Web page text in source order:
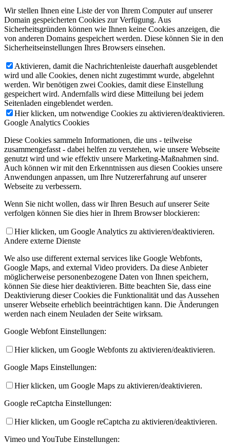
Wir stellen Ihnen eine Liste der von Ihrem Computer auf unserer
Domain gespeicherten Cookies zur Verfügung. Aus
Sicherheitsgründen können wie Ihnen keine Cookies anzeigen, die
von anderen Domains gespeichert werden. Diese können Sie in den
Sicherheitseinstellungen Ihres Browsers einsehen.
Aktivieren, damit die Nachrichtenleiste dauerhaft ausgeblendet
wird und alle Cookies, denen nicht zugestimmt wurde, abgelehnt
werden. Wir benötigen zwei Cookies, damit diese Einstellung
gespeichert wird. Andernfalls wird diese Mitteilung bei jedem
Seitenladen eingeblendet werden.
Hier klicken, um notwendige Cookies zu aktivieren/deaktivieren.
Google Analytics Cookies
Diese Cookies sammeln Informationen, die uns - teilweise
zusammengefasst - dabei helfen zu verstehen, wie unsere Webseite
genutzt wird und wie effektiv unsere Marketing-Maßnahmen sind.
Auch können wir mit den Erkenntnissen aus diesen Cookies unsere
Anwendungen anpassen, um Ihre Nutzererfahrung auf unserer
Webseite zu verbessern.
Wenn Sie nicht wollen, dass wir Ihren Besuch auf unserer Seite
verfolgen können Sie dies hier in Ihrem Browser blockieren:
Hier klicken, um Google Analytics zu aktivieren/deaktivieren.
Andere externe Dienste
We also use different external services like Google Webfonts,
Google Maps, and external Video providers. Da diese Anbieter
möglicherweise personenbezogene Daten von Ihnen speichern,
können Sie diese hier deaktivieren. Bitte beachten Sie, dass eine
Deaktivierung dieser Cookies die Funktionalität und das Aussehen
unserer Webseite erheblich beeinträchtigen kann. Die Änderungen
werden nach einem Neuladen der Seite wirksam.
Google Webfont Einstellungen:
Hier klicken, um Google Webfonts zu aktivieren/deaktivieren.
Google Maps Einstellungen:
Hier klicken, um Google Maps zu aktivieren/deaktivieren.
Google reCaptcha Einstellungen:
Hier klicken, um Google reCaptcha zu aktivieren/deaktivieren.
Vimeo und YouTube Einstellungen: